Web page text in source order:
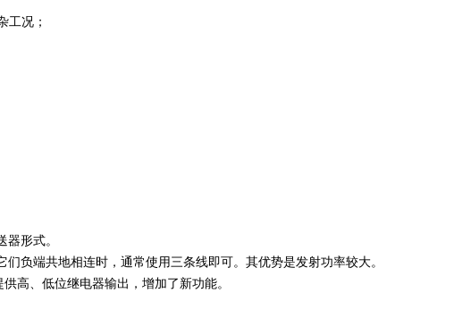
工况；
形式。
负端共地相连时，通常使用三条线即可。其优势是发射功率较大。
高、低位继电器输出，增加了新功能。